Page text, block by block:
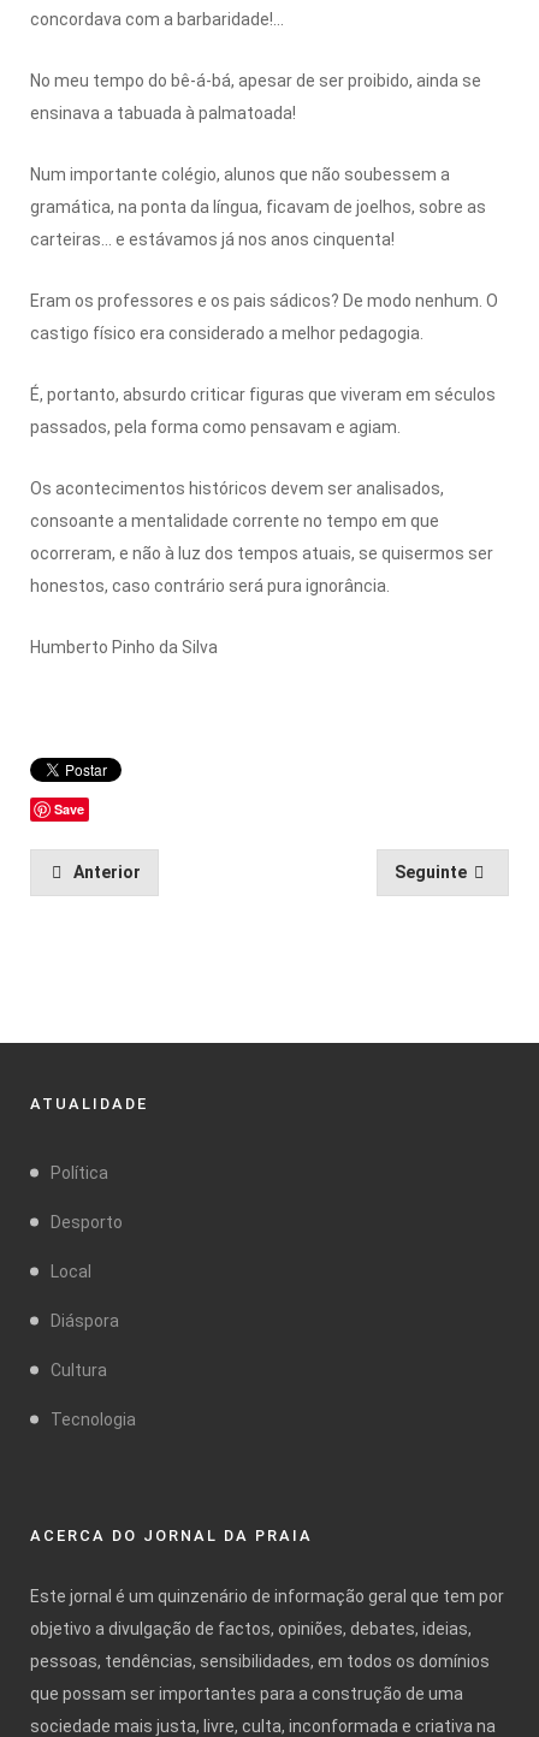
concordava com a barbaridade!...
No meu tempo do bê-á-bá, apesar de ser proibido, ainda se
ensinava a tabuada à palmatoada!
Num importante colégio, alunos que não soubessem a
gramática, na ponta da língua, ficavam de joelhos, sobre as
carteiras... e estávamos já nos anos cinquenta!
Eram os professores e os pais sádicos? De modo nenhum. O
castigo físico era considerado a melhor pedagogia.
É, portanto, absurdo criticar figuras que viveram em séculos
passados, pela forma como pensavam e agiam.
Os acontecimentos históricos devem ser analisados,
consoante a mentalidade corrente no tempo em que
ocorreram, e não à luz dos tempos atuais, se quisermos ser
honestos, caso contrário será pura ignorância.
Humberto Pinho da Silva
Save
Anterior Seguinte
ATUALIDADE
Política
Desporto
Local
Diáspora
Cultura
Tecnologia
ACERCA DO JORNAL DA PRAIA
Este jornal é um quinzenário de informação geral que tem por
objetivo a divulgação de factos, opiniões, debates, ideias,
pessoas, tendências, sensibilidades, em todos os domínios
que possam ser importantes para a construção de uma
sociedade mais justa, livre, culta, inconformada e criativa na